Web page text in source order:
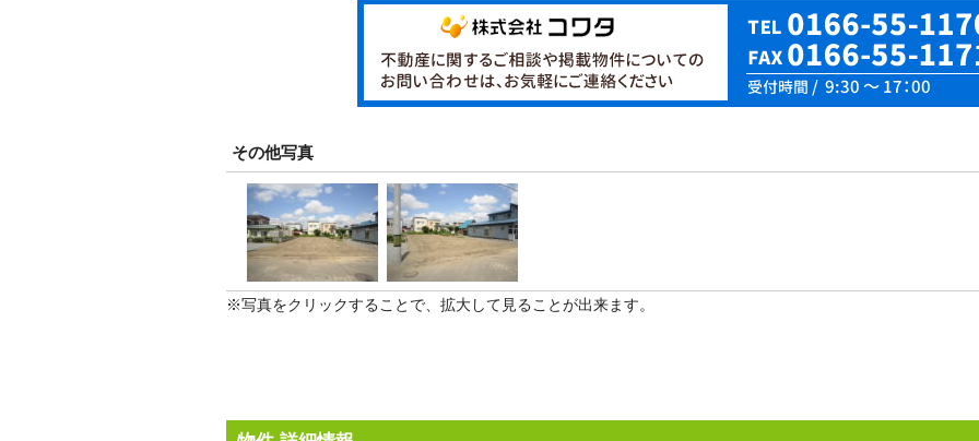
その他写真
※写真をクリックすることで、拡大して見ることが出来ます。